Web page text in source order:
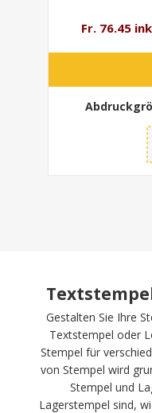
Fr. 76.45
Gestalten Sie Ihre
Textstempel oder
Stempel für
von Stempel wird
Stempel und
Lagerstempel sind,